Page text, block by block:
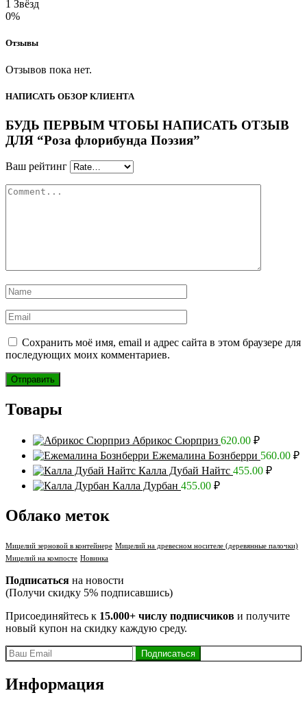
1 Звёзд
0%
Отзывы
Отзывов пока нет.
НАПИСАТЬ ОБЗОР КЛИЕНТА
БУДЬ ПЕРВЫМ ЧТОБЫ НАПИСАТЬ ОТЗЫВ
ДЛЯ “Роза флорибунда Поэзия”
Ваш рейтинг
Сохранить моё имя, email и адрес сайта в этом браузере для
последующих моих комментариев.
Товары
Абрикос Сюрприз 620.00 ₽
Ежемалина Бознберри 560.00 ₽
Калла Дубай Найтс 455.00 ₽
Калла Дурбан 455.00 ₽
Облако меток
Мицелий зерновой в контейнере Мицелий на древесном носителе (деревянные палочки)
Мицелий на компосте Новинка
Подписаться на новости
(Получи скидку 5% подписавшись)
Присоединяйтесь к 15.000+ числу подписчиков и получите
новый купон на скидку каждую среду.
Информация